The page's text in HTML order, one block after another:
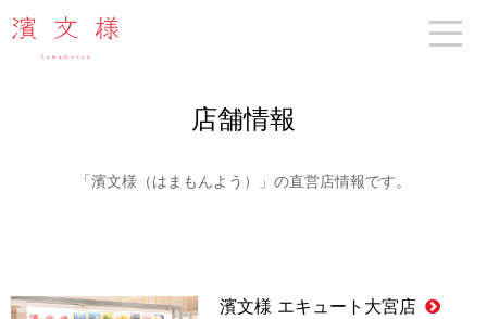
店舗情報
「濱文様（はまもんよう）」の直営店情報です。
濱文様 エキュート大宮店